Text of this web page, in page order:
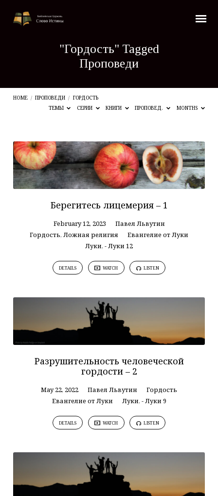
"Гордость" Tagged
Проповеди
HOME / ПРОПОВЕДИ / ГОРДОСТЬ
ТЕМЫ
СЕРИИ КНИГИ ПРОПОВЕД. MONTHS
"Гордость"
Tagged
Проповеди
Берегитесь лицемерия – 1
February 12, 2023
Павел Львутин
Гордость, Ложная религия
Евангелие от Луки
Луки, - Луки 12
DETAILS WATCH LISTEN
Разрушительность человеческой
гордости – 2
May 22, 2022 Павел Львутин
Гордость
Евангелие от Луки
Луки, - Луки 9
DETAILS WATCH LISTEN